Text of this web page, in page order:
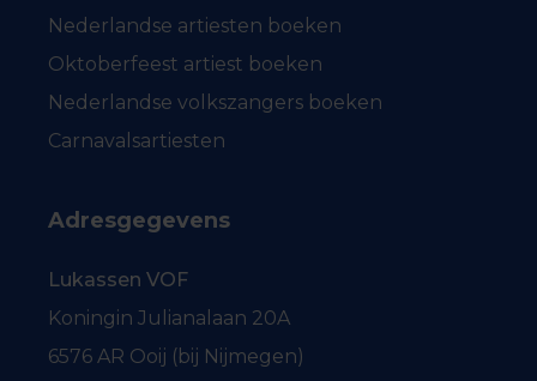
Nederlandse artiesten boeken
Oktoberfeest artiest boeken
Nederlandse volkszangers boeken
Carnavalsartiesten
Adresgegevens
Lukassen VOF
Koningin Julianalaan 20A
6576 AR Ooij (bij Nijmegen)